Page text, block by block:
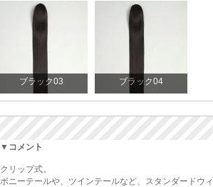
ブラック03 ブラック04
▼コメント
クリップ式。
ポニーテールや、ツインテールなど、スタンダードウィ